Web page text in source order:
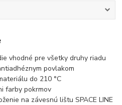
vhodné pre všetky druhy riadu
povlakom
do 210 °C
farby pokrmov
na závesnú lištu SPACE LINE